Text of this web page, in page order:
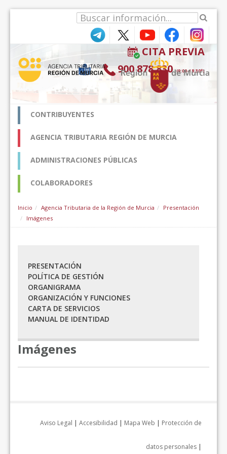
CITA PREVIA
900 878 830 (9:00-18:30*)
CONTRIBUYENTES
AGENCIA TRIBUTARIA REGIÓN DE MURCIA
ADMINISTRACIONES PÚBLICAS
COLABORADORES
Inicio Agencia Tributaria de la Región de Murcia
Presentación
Imágenes
PRESENTACIÓN
POLÍTICA DE GESTIÓN
ORGANIGRAMA
ORGANIZACIÓN Y FUNCIONES
CARTA DE SERVICIOS
MANUAL DE IDENTIDAD
Imágenes
Aviso Legal | Accesibilidad | Mapa Web | Protección de
datos personales |